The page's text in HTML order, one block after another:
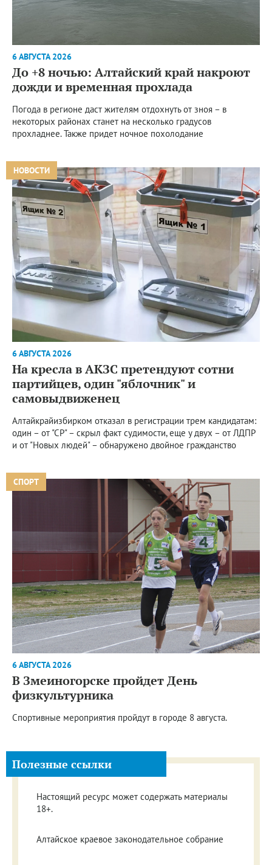
6 АВГУСТА 2026
До +8 ночью: Алтайский край накроют
дожди и временная прохлада
Погода в регионе даст жителям отдохнуть от зноя – в
некоторых районах станет на несколько градусов
прохладнее. Также придет ночное похолодание
НОВОСТИ
6 АВГУСТА 2026
На кресла в АКЗС претендуют сотни
партийцев, один "яблочник" и
самовыдвиженец
Алтайкрайизбирком отказал в регистрации трем кандидатам:
один – от "СР" – скрыл факт судимости, еще у двух – от ЛДПР
и от "Новых людей" – обнаружено двойное гражданство
СПОРТ
6 АВГУСТА 2026
В Змеиногорске пройдет День
физкультурника
Спортивные мероприятия пройдут в городе 8 августа.
Полезные ссылки
Настоящий ресурс может содержать материалы
18+.
Алтайское краевое законодательное собрание